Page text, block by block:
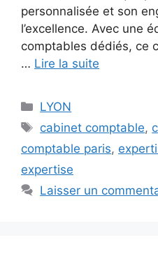
personnalisée et son
l’excellence. Avec une
comptables dédiés, ce
… Lire la suite
Catégories
LYON
Étiquettes
cabinet comptable,
comptable paris,
expertise
Laisser un